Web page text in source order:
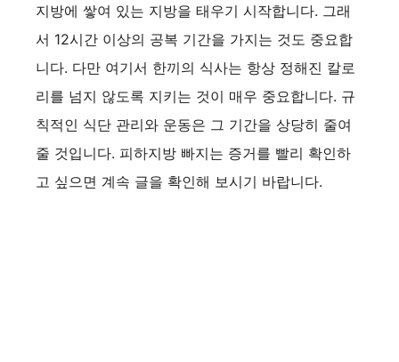
지방에 쌓여 있는 지방을 태우기 시작합니다. 그래
서 12시간 이상의 공복 기간을 가지는 것도 중요합
니다. 다만 여기서 한끼의 식사는 항상 정해진 칼로
리를 넘지 않도록 지키는 것이 매우 중요합니다. 규
칙적인 식단 관리와 운동은 그 기간을 상당히 줄여
줄 것입니다. 피하지방 빠지는 증거를 빨리 확인하
고 싶으면 계속 글을 확인해 보시기 바랍니다.